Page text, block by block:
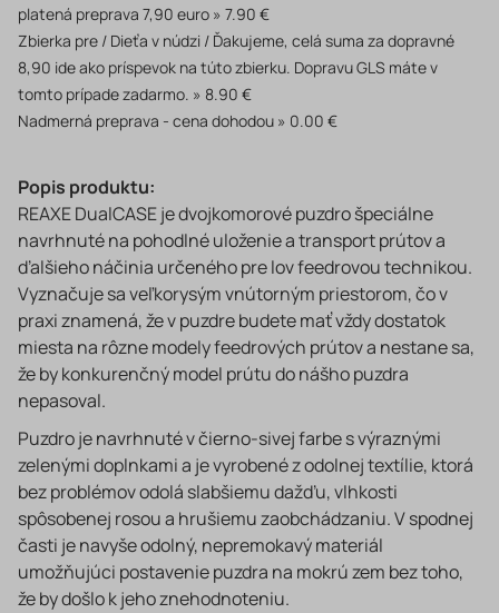
platená preprava 7,90 euro
7.90 €
Zbierka pre / Dieťa v núdzi / Ďakujeme, celá suma za dopravné
8,90 ide ako príspevok na túto zbierku. Dopravu GLS máte v
tomto prípade zadarmo.
8.90 €
Nadmerná preprava - cena dohodou
0.00 €
Popis produktu:
REAXE DualCASE je dvojkomorové puzdro špeciálne
navrhnuté na pohodlné uloženie a transport prútov a
ďalšieho náčinia určeného pre lov feedrovou technikou.
Vyznačuje sa veľkorysým vnútorným priestorom, čo v
praxi znamená, že v puzdre budete mať vždy dostatok
miesta na rôzne modely feedrových prútov a nestane sa,
že by konkurenčný model prútu do nášho puzdra
nepasoval.
Puzdro je navrhnuté v čierno-sivej farbe s výraznými
zelenými doplnkami a je vyrobené z odolnej textílie, ktorá
bez problémov odolá slabšiemu dažďu, vlhkosti
spôsobenej rosou a hrušiemu zaobchádzaniu. V spodnej
časti je navyše odolný, nepremokavý materiál
umožňujúci postavenie puzdra na mokrú zem bez toho,
že by došlo k jeho znehodnoteniu.